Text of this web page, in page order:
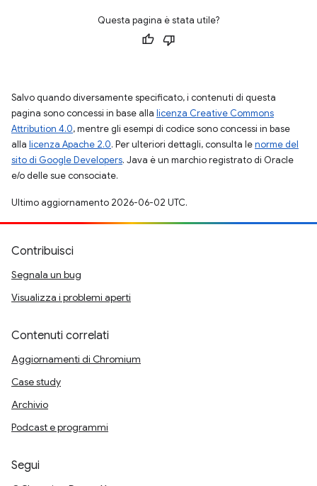
Questa pagina è stata utile?
Salvo quando diversamente specificato, i contenuti di questa
pagina sono concessi in base alla licenza Creative Commons
Attribution 4.0, mentre gli esempi di codice sono concessi in base
alla licenza Apache 2.0. Per ulteriori dettagli, consulta lenorme del
sito di Google Developers. Java è un marchio registrato di Oracle
e/o delle sue consociate.
Ultimo aggiornamento 2026-06-02 UTC.
Contribuisci
Segnala un bug
Visualizza i problemi aperti
Contenuti correlati
Aggiornamenti di Chromium
Case study
Archivio
Podcast e programmi
Segui